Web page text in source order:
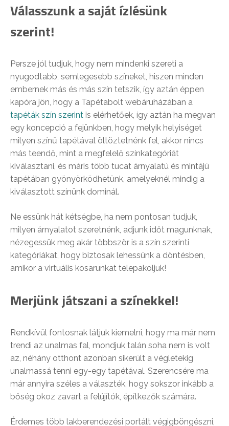
Válasszunk a saját ízlésünk
szerint!
Persze jól tudjuk, hogy nem mindenki szereti a
nyugodtabb, semlegesebb színeket, hiszen minden
embernek más és más szín tetszik, így aztán éppen
kapóra jön, hogy a Tapétabolt webáruházában a
tapéták szín szerint is elérhetőek, így aztán ha megvan
egy koncepció a fejünkben, hogy melyik helyiséget
milyen színű tapétával öltöztetnénk fel, akkor nincs
más teendő, mint a megfelelő színkategóriát
kiválasztani, és máris több tucat árnyalatú és mintájú
tapétában gyönyörködhetünk, amelyeknél mindig a
kiválasztott színünk dominál.
Ne essünk hát kétségbe, ha nem pontosan tudjuk,
milyen árnyalatot szeretnénk, adjunk időt magunknak,
nézegessük meg akár többször is a szín szerinti
kategóriákat, hogy biztosak lehessünk a döntésben,
amikor a virtuális kosarunkat telepakoljuk!
Merjünk játszani a színekkel!
Rendkívül fontosnak látjuk kiemelni, hogy ma már nem
trendi az unalmas fal, mondjuk talán soha nem is volt
az, néhány otthont azonban sikerült a végletekig
unalmassá tenni egy-egy tapétával. Szerencsére ma
már annyira széles a választék, hogy sokszor inkább a
bőség okoz zavart a felújítók, építkezők számára.
Érdemes több lakberendezési portált végigböngészni,